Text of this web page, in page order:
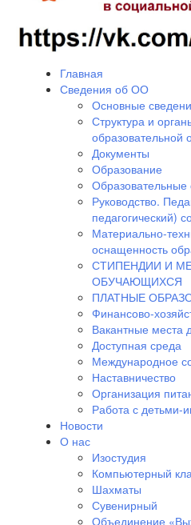
Главная
Сведения об ОО
Основные
Структура и
образовательной
Документы
Образование
Образовательные
Руководство.
педагогический)
Материально-
оснащенность
СТИПЕНДИИ И
ОБУЧАЮЩИХСЯ
ПЛАТНЫЕ
Финансово-
Вакантные места
Доступная среда
Международное
Наставничество
Организация
Работа с
Новости
О нас
Изостудия
Компьютерный
Шахматы
Сувенирный
Объединение